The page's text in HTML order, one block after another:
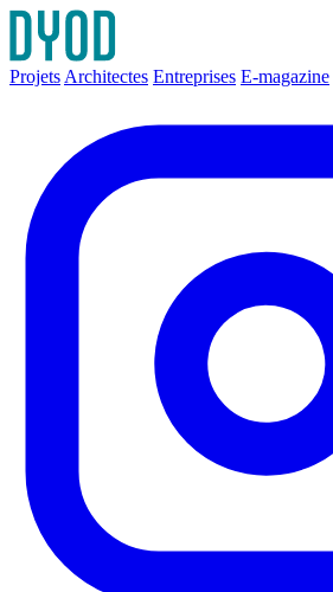
Projets Architectes Entreprises E-magazine